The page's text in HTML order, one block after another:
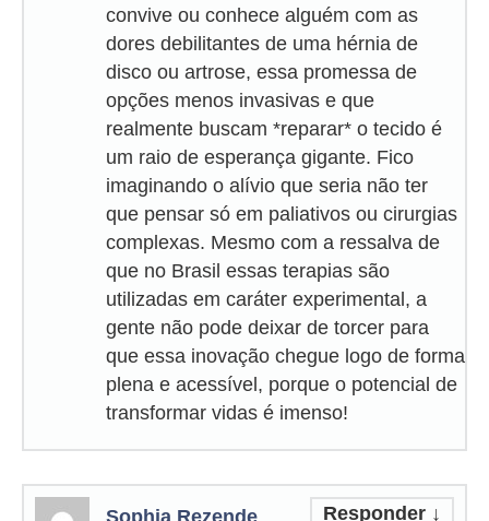
convive ou conhece alguém com as
dores debilitantes de uma hérnia de
disco ou artrose, essa promessa de
opções menos invasivas e que
realmente buscam *reparar* o tecido é
um raio de esperança gigante. Fico
imaginando o alívio que seria não ter
que pensar só em paliativos ou cirurgias
complexas. Mesmo com a ressalva de
que no Brasil essas terapias são
utilizadas em caráter experimental, a
gente não pode deixar de torcer para
que essa inovação chegue logo de forma
plena e acessível, porque o potencial de
transformar vidas é imenso!
Responder ↓